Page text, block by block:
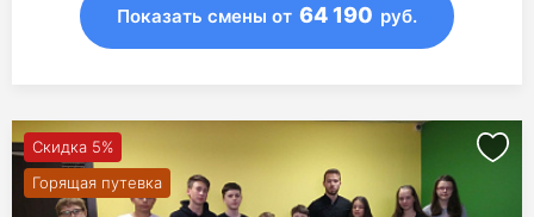
Показать смены от 64 190 руб.
Скидка 5%
Горящая путевка